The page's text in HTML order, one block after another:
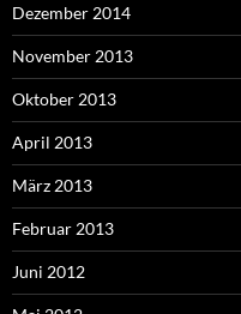
Dezember 2014
November 2013
Oktober 2013
April 2013
März 2013
Februar 2013
Juni 2012